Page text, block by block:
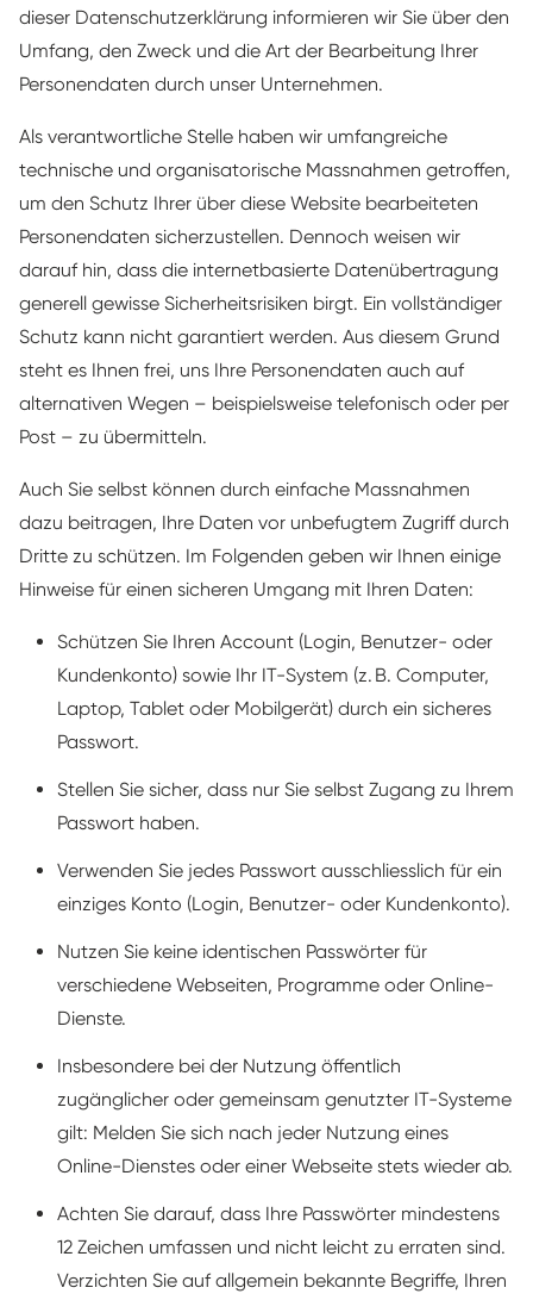
dieser Datenschutzerklärung informieren wir Sie über den
Umfang, den Zweck und die Art der Bearbeitung Ihrer
Personendaten durch unser Unternehmen.
Als verantwortliche Stelle haben wir umfangreiche
technische und organisatorische Massnahmen getroffen,
um den Schutz Ihrer über diese Website bearbeiteten
Personendaten sicherzustellen. Dennoch weisen wir
darauf hin, dass die internetbasierte Datenübertragung
generell gewisse Sicherheitsrisiken birgt. Ein vollständiger
Schutz kann nicht garantiert werden. Aus diesem Grund
steht es Ihnen frei, uns Ihre Personendaten auch auf
alternativen Wegen – beispielsweise telefonisch oder per
Post – zu übermitteln.
Auch Sie selbst können durch einfache Massnahmen
dazu beitragen, Ihre Daten vor unbefugtem Zugriff durch
Dritte zu schützen. Im Folgenden geben wir Ihnen einige
Hinweise für einen sicheren Umgang mit Ihren Daten:
Schützen Sie Ihren Account (Login, Benutzer- oder
Kundenkonto) sowie Ihr IT-System (z. B. Computer,
Laptop, Tablet oder Mobilgerät) durch ein sicheres
Passwort.
Stellen Sie sicher, dass nur Sie selbst Zugang zu Ihrem
Passwort haben.
Verwenden Sie jedes Passwort ausschliesslich für ein
einziges Konto (Login, Benutzer- oder Kundenkonto).
Nutzen Sie keine identischen Passwörter für
verschiedene Webseiten, Programme oder Online-
Dienste.
Insbesondere bei der Nutzung öffentlich
zugänglicher oder gemeinsam genutzter IT-Systeme
gilt: Melden Sie sich nach jeder Nutzung eines
Online-Dienstes oder einer Webseite stets wieder ab.
Achten Sie darauf, dass Ihre Passwörter mindestens
12 Zeichen umfassen und nicht leicht zu erraten sind.
Verzichten Sie auf allgemein bekannte Begriffe, Ihren